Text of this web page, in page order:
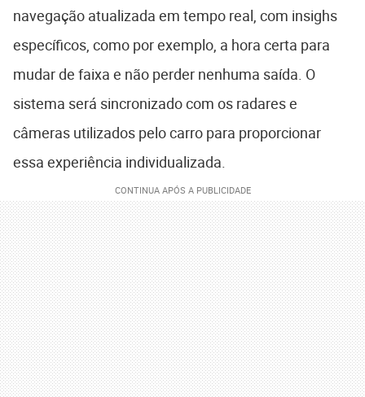
navegação atualizada em tempo real, com insighs
específicos, como por exemplo, a hora certa para
mudar de faixa e não perder nenhuma saída. O
sistema será sincronizado com os radares e
câmeras utilizados pelo carro para proporcionar
essa experiência individualizada.